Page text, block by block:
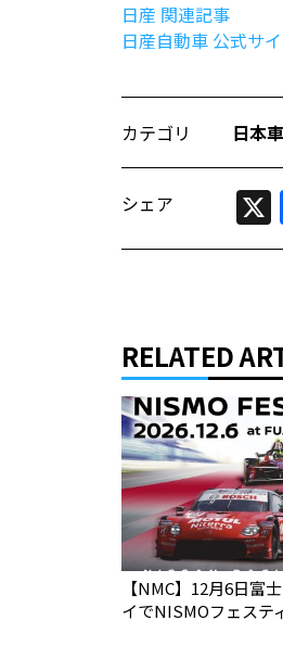
日産 関連記事
日産自動車 公式サ
カテゴリ 日本
シェア
RELATED
【NMC】12月6日富
イでNISMOフェステ